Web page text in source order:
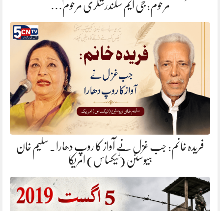
مرحوم: جی ایم سکندرشگری مرحوم…
فریدہ خانم: جب غزل نے آواز کا روپ دھارا. سلیم خان
ہیوسٹن (ٹیکساس) امریکا